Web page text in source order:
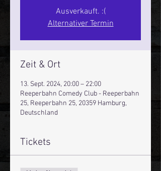
Ausverkauft. :(
Alternativer Termin
Zeit & Ort
13. Sept. 2024, 20:00 – 22:00
Reeperbahn Comedy Club - Reeperbahn
25, Reeperbahn 25, 20359 Hamburg,
Deutschland
Tickets